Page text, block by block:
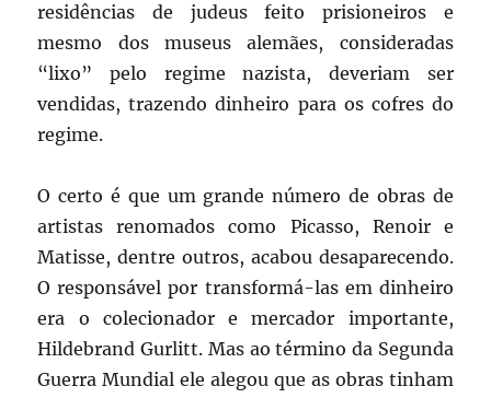
residências de judeus feito prisioneiros e
mesmo dos museus alemães, consideradas
“lixo” pelo regime nazista, deveriam ser
vendidas, trazendo dinheiro para os cofres do
regime.
O certo é que um grande número de obras de
artistas renomados como Picasso, Renoir e
Matisse, dentre outros, acabou desaparecendo.
O responsável por transformá-las em dinheiro
era o colecionador e mercador importante,
Hildebrand Gurlitt. Mas ao término da Segunda
Guerra Mundial ele alegou que as obras tinham